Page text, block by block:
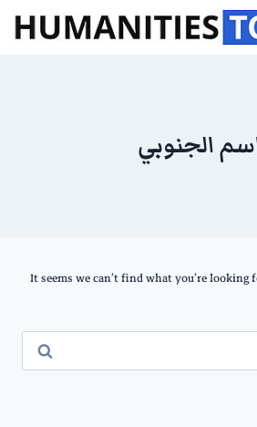
الجنوبي
It seems we can’t find what you’re looking